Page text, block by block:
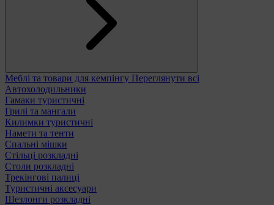
Меблі та товари для кемпінгу Переглянути всі
Автохолодильники
Гамаки туристичні
Грилі та мангали
Килимки туристичні
Намети та тенти
Спальні мішки
Стільці розкладні
Столи розкладні
Трекінгові палиці
Туристичні аксесуари
Шезлонги розкладні